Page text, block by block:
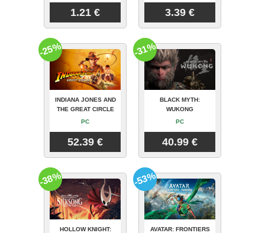
1.21 € 3.39 €
INDIANA JONES AND
THE GREAT CIRCLE
PC
52.39 €
-25%
BLACK MYTH:
WUKONG
PC
40.99 €
-31%
HOLLOW KNIGHT:
-38%
AVATAR: FRONTIERS
-53%